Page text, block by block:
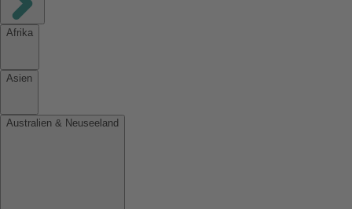
Afrika
Asien
Australien & Neuseeland